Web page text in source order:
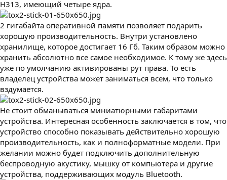
H313, имеющий четыре ядра.
2 гигабайта оперативной памяти позволяет подарить
хорошую производительность. Внутри установлено
хранилище, которое достигает 16 Гб. Таким образом можно
хранить абсолютно все самое необходимое. К тому же здесь
уже по умолчанию активированы рут права. То есть
владелец устройства может заниматься всем, что только
вздумается.
Не стоит обманываться миниатюрными габаритами
устройства. Интересная особенность заключается в том, что
устройство способно показывать действительно хорошую
производительность, как и полноформатные модели. При
желании можно будет подключить дополнительную
беспроводную акустику, мышку от компьютера и другие
устройства, поддерживающих модуль Bluetooth.